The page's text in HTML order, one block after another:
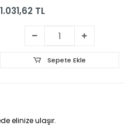
1.031,62 TL
Sepete Ekle
elinize ulaşır.